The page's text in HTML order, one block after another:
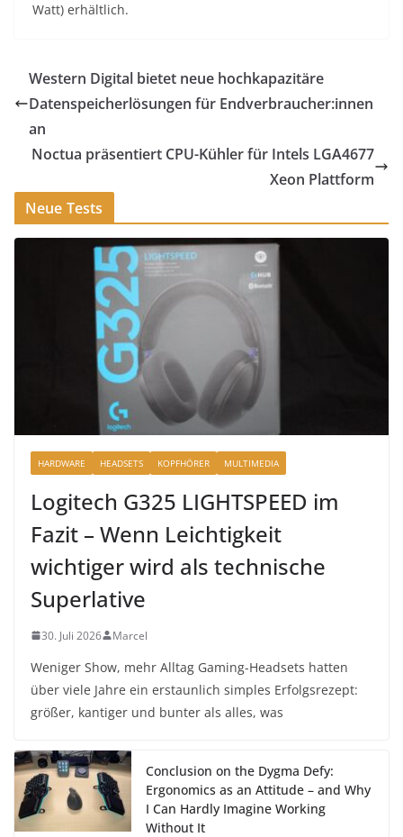
Watt) erhältlich.
Western Digital bietet neue hochkapazitäre
Datenspeicherlösungen für Endverbraucher:innen
an
Noctua präsentiert CPU-Kühler für Intels LGA4677
Xeon Plattform
Neue Tests
HARDWARE HEADSETS KOPFHÖRER MULTIMEDIA
Logitech G325 LIGHTSPEED im
Fazit – Wenn Leichtigkeit
wichtiger wird als technische
Superlative
30. Juli 2026 Marcel
Weniger Show, mehr Alltag Gaming-Headsets hatten
über viele Jahre ein erstaunlich simples Erfolgsrezept:
größer, kantiger und bunter als alles, was
Conclusion on the Dygma Defy:
Ergonomics as an Attitude – and Why
I Can Hardly Imagine Working
Without It